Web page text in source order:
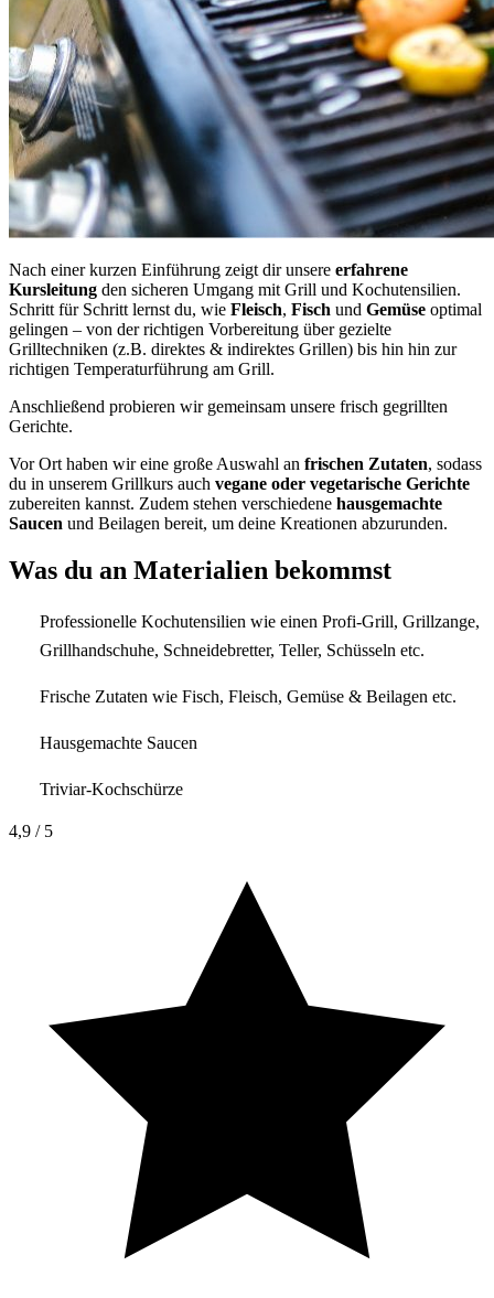
Nach einer kurzen Einführung zeigt dir unsere erfahrene
Kursleitung den sicheren Umgang mit Grill und Kochutensilien.
Schritt für Schritt lernst du, wie Fleisch, Fisch und Gemüse optimal
gelingen – von der richtigen Vorbereitung über gezielte
Grilltechniken (z.B. direktes & indirektes Grillen) bis hin hin zur
richtigen Temperaturführung am Grill.
Anschließend probieren wir gemeinsam unsere frisch gegrillten
Gerichte.
Vor Ort haben wir eine große Auswahl an frischen Zutaten, sodass
du in unserem Grillkurs auch vegane oder vegetarische Gerichte
zubereiten kannst. Zudem stehen verschiedene hausgemachte
Saucen und Beilagen bereit, um deine Kreationen abzurunden.
Was du an Materialien bekommst
Professionelle Kochutensilien wie einen Profi-Grill, Grillzange,
Grillhandschuhe, Schneidebretter, Teller, Schüsseln etc.
Frische Zutaten wie Fisch, Fleisch, Gemüse & Beilagen etc.
Hausgemachte Saucen
Triviar-Kochschürze
4,9 / 5